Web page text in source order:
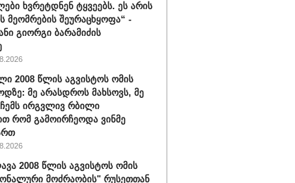
ხვრეტდნენ ტყვეებს. ეს არის
მეომრების შეურაცხყოფა“ -
გიორგი ბარამიძის
2008 წლის აგვისტოს ომის
მე არასდროს მახსოვს, მე
ირგვლივ რბილი
რომ გამოირჩეოდა ვინმე
2008 წლის აგვისტოს ომის
მოძრაობის" რუსეთთან